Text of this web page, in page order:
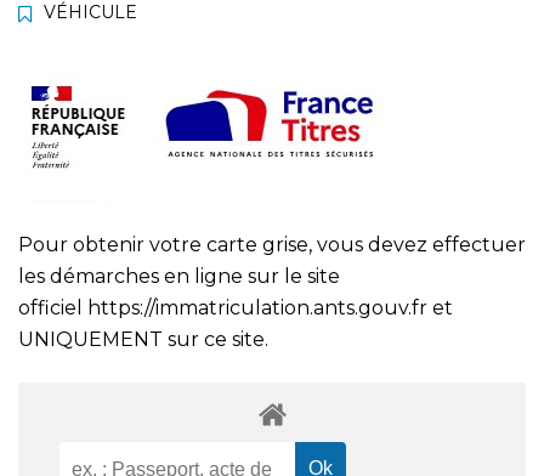
VÉHICULE
Pour obtenir votre carte grise, vous devez effectuer
les démarches en ligne sur le site
officiel
https://immatriculation.ants.gouv.fr et
UNIQUEMENT sur ce site.